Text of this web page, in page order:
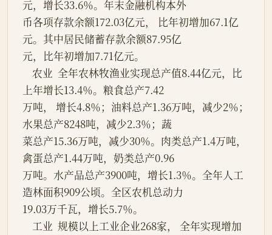
元，增长33.6％。年末金融机构本外
币各项存款余额172.03亿元， 比年初增加67.1亿
元。其中居民储蓄存款余额87.95亿
元，比年初增加7.71亿元。
上年增长13.4％。粮食总产7.42
万吨， 增长4.8％；油料总产1.36万吨，减少2％；
水果总产8248吨，减少2.3％；蔬
菜总产15.36万吨，减少30％。肉类总产1.4万吨，
禽蛋总产1.44万吨，奶类总产0.96
万吨。水产品总产3900吨，增长1.3％。全年人工
造林面积909公顷。全区农机总动力
19.03万千瓦，增长5.7％。